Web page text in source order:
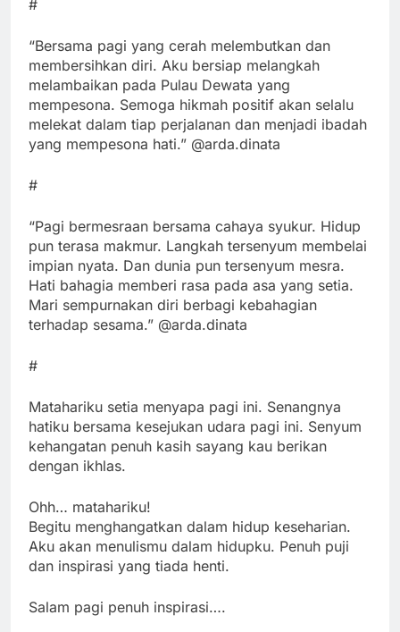
#
“Bersama pagi yang cerah melembutkan dan
membersihkan diri. Aku bersiap melangkah
melambaikan pada Pulau Dewata yang
mempesona. Semoga hikmah positif akan selalu
melekat dalam tiap perjalanan dan menjadi ibadah
yang mempesona hati.” @arda.dinata
#
“Pagi bermesraan bersama cahaya syukur. Hidup
pun terasa makmur. Langkah tersenyum membelai
impian nyata. Dan dunia pun tersenyum mesra.
Hati bahagia memberi rasa pada asa yang setia.
Mari sempurnakan diri berbagi kebahagian
terhadap sesama.” @arda.dinata
#
Matahariku setia menyapa pagi ini. Senangnya
hatiku bersama kesejukan udara pagi ini. Senyum
kehangatan penuh kasih sayang kau berikan
dengan ikhlas.
Ohh… matahariku!
Begitu menghangatkan dalam hidup keseharian.
Aku akan menulismu dalam hidupku. Penuh puji
dan inspirasi yang tiada henti.
Salam pagi penuh inspirasi….